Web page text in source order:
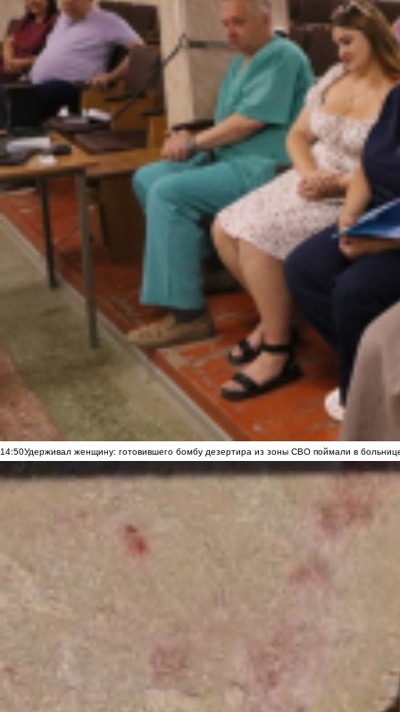
14:50Удерживал женщину: готовившего бомбу дезертира из зоны СВО поймали в